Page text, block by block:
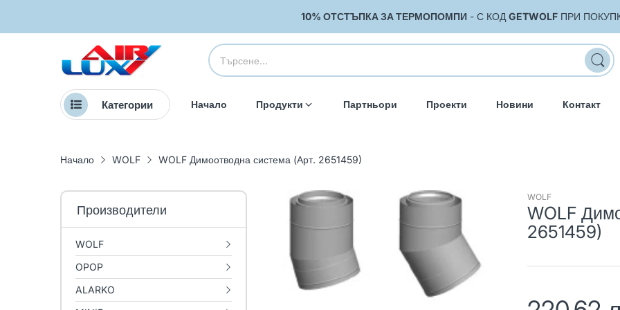
10% ОТСТЪПКА ЗА ТЕРМОПОМПИ - С КОДGETWOLF ПРИ
Категории Начало Продукти Партньори Проекти Новини Контакт
Начало WOLF WOLF Димоотводна система (Арт. 2651459)
Производители
WOLF
OPOP
ALARKO
WOLF
WOLF
2651459)